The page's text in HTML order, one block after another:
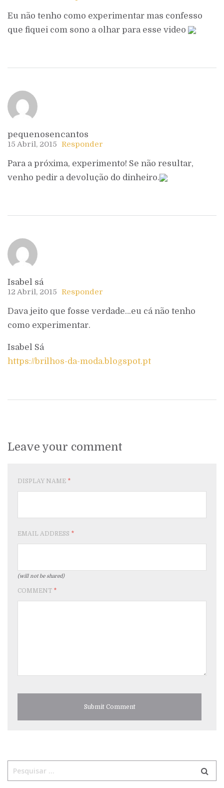
Eu não tenho como experimentar mas confesso
que fiquei com sono a olhar para esse video
pequenosencantos
15 Abril, 2015 Responder
Para a próxima, experimento! Se não resultar,
venho pedir a devolução do dinheiro.
Isabel sá
12 Abril, 2015 Responder
Dava jeito que fosse verdade…eu cá não tenho
como experimentar.
Isabel Sá
https://brilhos-da-moda.blogspot.pt
Leave your comment
DISPLAY NAME *
EMAIL ADDRESS *
(will not be shared)
COMMENT *